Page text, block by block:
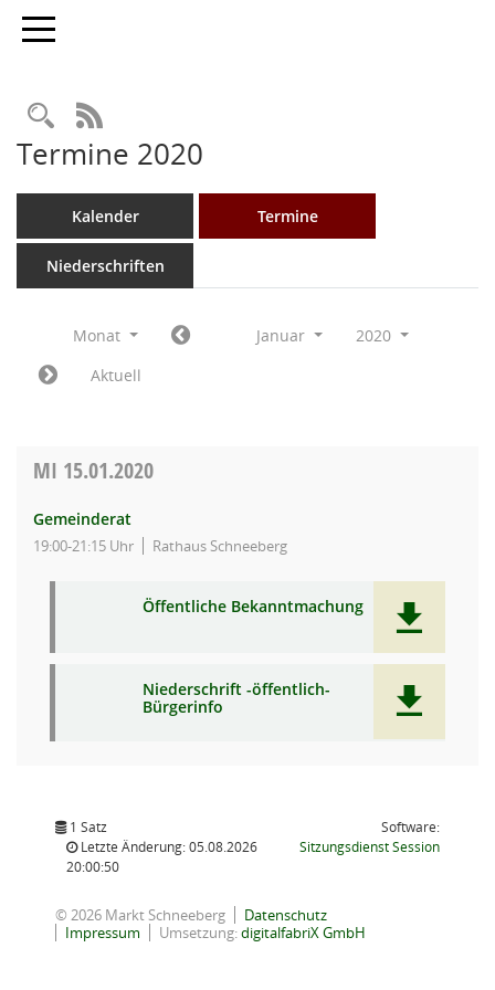
Toggle navigation
Rechercheauswahl
RSS-Feed
Termine 2020
Kalender Termine
Niederschriften
Monat Januar
2020
Aktuell
MI 15.01.2020
Gemeinderat
19:00-21:15 Uhr Rathaus Schneeberg
Öffentliche Bekanntmachung
Niederschrift -öffentlich-
Bürgerinfo
1 Satz
Letzte Änderung: 05.08.2026
20:00:50
Software:
SitzungsdienstSession(Wird in
© 2026 Markt Schneeberg
Datenschutz
Impressum
Umsetzung:digitalfabriX GmbH